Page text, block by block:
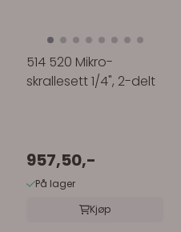
514 520 Mikro-
skrallesett 1/4", 2-delt
957,50,-
På lager
Kjøp